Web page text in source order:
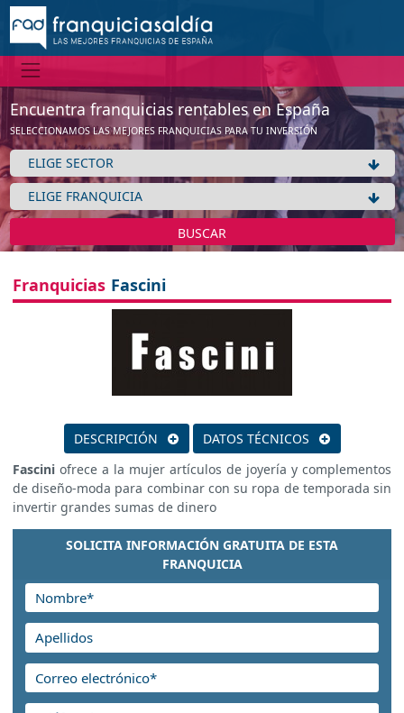
Encuentra franquicias rentables en España
SELECCIONAMOS LAS MEJORES FRANQUICIAS PARA TU INVERSIÓN
BUSCAR
Franquicias Fascini
DESCRIPCIÓN
DATOS TÉCNICOS
Fascini ofrece a la mujer artículos de joyería y complementos
de diseño-moda para combinar con su ropa de temporada sin
invertir grandes sumas de dinero
SOLICITA INFORMACIÓN GRATUITA DE ESTA
FRANQUICIA